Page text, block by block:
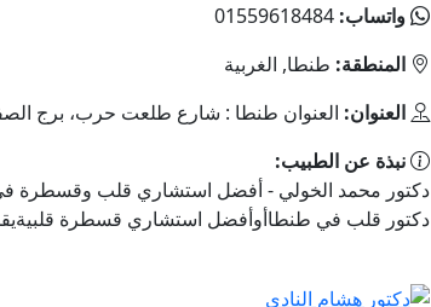
واتساب: 01559618484
المنطقة: طنطا, الغربية
العنوان: العنوان طنطا : شارع طلعت حرب، برج
نبذة عن الطبيب:
دكتور قلب في طنطاأوأفضل استشاري قسطرة